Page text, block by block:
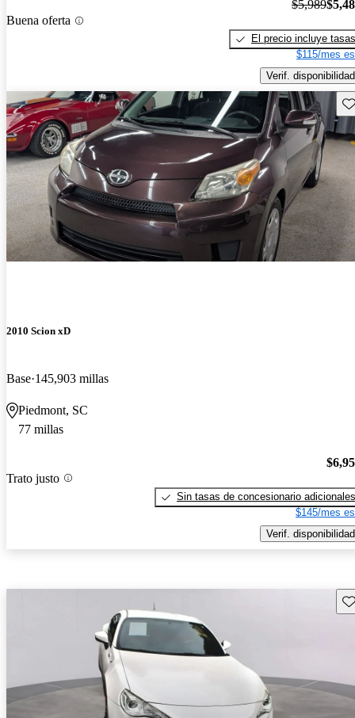
Buena oferta
$5,989
El precio incluye tasas
$115/mes
Verif. disponibilidad
2010 Scion xD
Base 145,903 millas
Piedmont, SC
77 millas
Trato justo
Sin tasas de concesionario adicionales
$145/mes
Verif. disponibilidad